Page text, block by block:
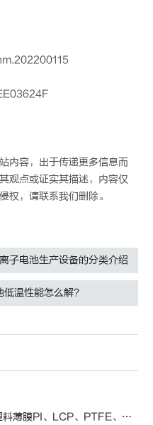
内容，出于传递更多信息而
观点或证实其描述，内容仅
权，请联系我们删除。
子电池生产设备的分类介绍
温性能怎么解？
、PTFE、PPS、PEEK、PEN